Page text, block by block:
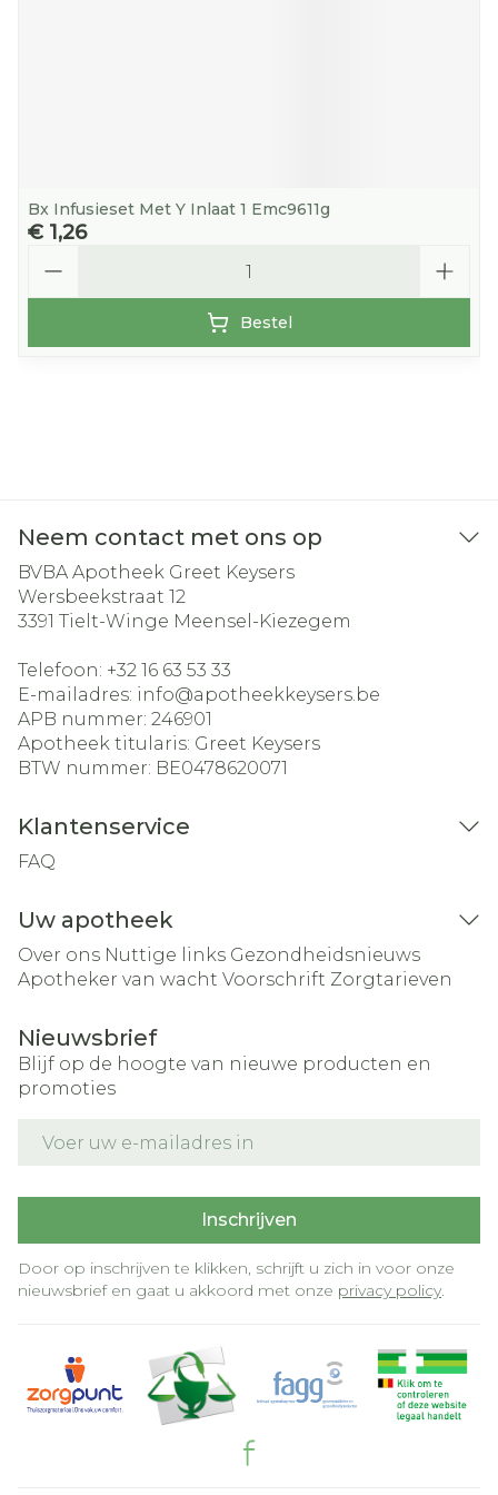
Bx Infusieset Met Y Inlaat 1 Emc9611g
€ 1,26
Bestel
Neem contact met ons op
BVBA Apotheek Greet Keysers
Wersbeekstraat 12
3391 Tielt-Winge Meensel-Kiezegem
Telefoon: +32 16 63 53 33
E-mailadres: info@apotheekkeysers.be
APB nummer: 246901
Apotheek titularis: Greet Keysers
BTW nummer: BE0478620071
Klantenservice
FAQ
Uw apotheek
Over ons Nuttige links Gezondheidsnieuws
Apotheker van wacht Voorschrift Zorgtarieven
Nieuwsbrief
Blijf op de hoogte van nieuwe producten en
promoties
Inschrijven
Door op inschrijven te klikken, schrijft u zich in voor onze
nieuwsbrief en gaat u akkoord met onze privacy policy.